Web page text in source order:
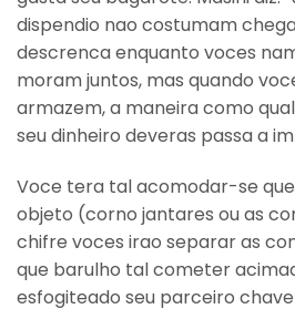
dispendio nao costumam
descrenca enquanto voces
moram juntos, mas quando
armazem, a maneira como
seu dinheiro deveras passa a
Voce tera tal acomodar-se
objeto (corno jantares ou as
chifre voces irao separar as
que barulho tal cometer
esfogiteado seu parceiro